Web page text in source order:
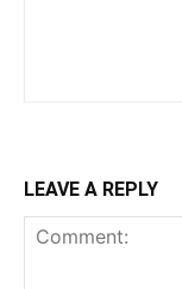
LEAVE A REPLY